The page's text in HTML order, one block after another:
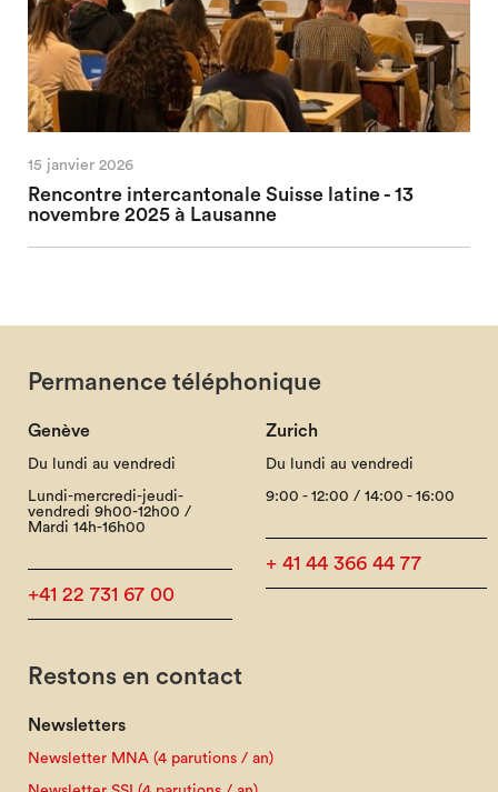
15 janvier 2026
Rencontre intercantonale Suisse latine - 13
novembre 2025 à Lausanne
Permanence téléphonique
Genève
Du lundi au vendredi
Lundi-mercredi-jeudi-
vendredi 9h00-12h00 /
Mardi 14h-16h00
+41 22 731 67 00
Zurich
Du lundi au vendredi
9:00 - 12:00 / 14:00 - 16:00
+ 41 44 366 44 77
Restons en contact
Newsletters
Newsletter MNA (4 parutions / an)